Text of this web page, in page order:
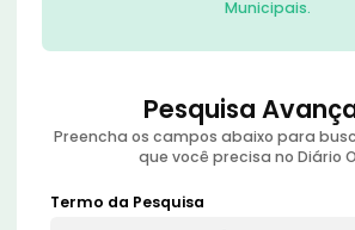
Municipais.
Pesquisa
Preencha os campos abaixo para
que você precisa no Diário
Termo da Pesquisa